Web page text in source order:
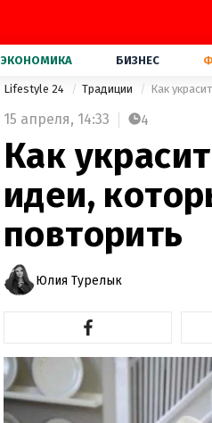
ЭКОНОМИКА БИЗНЕС
Lifestyle 24 Традиции Как
15 апреля, 14:33 4
Как
идеи,
повторить
Юлия Турелык